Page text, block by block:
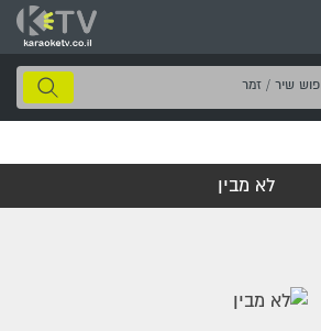
חיפוש
שיר
לא מבין